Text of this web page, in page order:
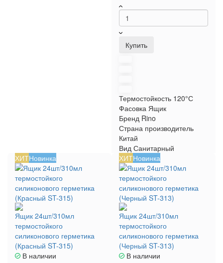
Купить
Термостойкость 120°С
Фасовка Ящик
Бренд Rino
Страна производитель
Китай
Вид Санитарный
ХИТНовинка
Ящик 24шт/310мл
термостойкого
силиконового герметика
(Красный ST-315)
В наличии
ХИТНовинка
Ящик 24шт/310мл
термостойкого
силиконового герметика
(Черный ST-313)
В наличии